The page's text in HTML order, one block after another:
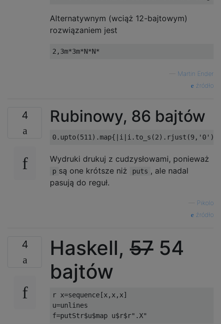
.XX
.XX
..X
.XX
..X
.XX
XXX
..X
..X
Alternatywnym (wciąż 12-bajtowym)
rozwiązaniem jest
Martin Ender
źródło
4 Rubinowy, 86 bajtów
Wydruki drukuj z cudzysłowami, ponieważ
p są one krótsze niż puts , ale nadal
pasują do reguł.
Pikolo
źródło
4 Haskell, 57 54
bajtów
r x=sequence[x,x,x]
u=unlines